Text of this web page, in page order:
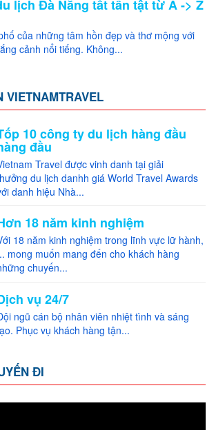
lịch Đà Nẵng tất tần tật từ A -> Z
của những tâm hồn đẹp và thơ mộng với
cảnh nổi tiếng. Không...
VIETNAMTRAVEL
10 công ty du lịch hàng đầu
đầu
Travel được vinh danh tại giải
du lịch danhh giá World Travel Awards
danh hiệu Nhà...
18 năm kinh nghiệm
18 năm kinh nghiệm trong lĩnh vực lữ hành,
mong muốn mang đến cho khách hàng
chuyến...
vụ 24/7
ngũ cán bộ nhân viên nhiệt tình và sáng
Phục vụ khách hàng tận...
ĐI